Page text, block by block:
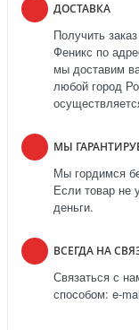
ДОСТАВКА
Получить
Феникс по
мы доставим
любой город
МЫ
Мы гордимся
Если товар не
деньги.
ВСЕГДА НА
Связаться с
способом: e-